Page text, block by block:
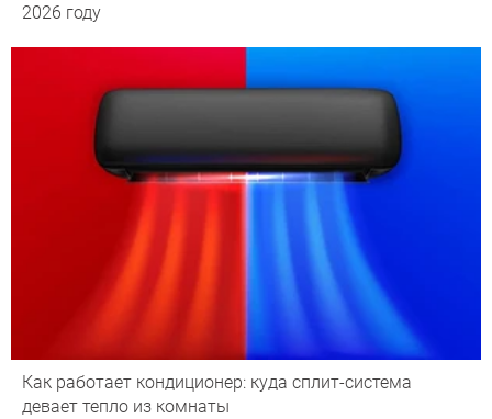
2026 году
Как работает кондиционер: куда сплит-система
девает тепло из комнаты